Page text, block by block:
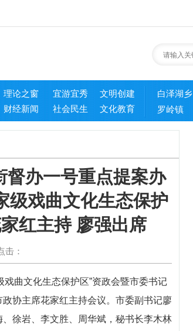
理论之窗 宜游宜秀
文明创建
财经新闻 社会民生 文化教育
白泽湖乡
罗岭镇
督办一号重点提案办
级戏曲文化生态保护
红主持 廖强出席
击：
曲文化生态保护区”资政会暨市委书记
协主席花家红主持会议。市委副书记廖
徐岩、李文胜、周华斌，秘书长李木林